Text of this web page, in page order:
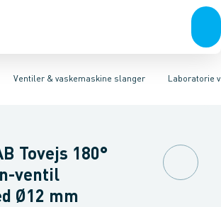
& rørKuglehaner & ventilerAfløb
Ventiler & vaskemaskine slanger
cisternerVaskeArmaturerBrusereLaboratorie
Stopventiler & kuglehanerAftapventiler &
Tovejs 180°
ventil
Ø12 mm